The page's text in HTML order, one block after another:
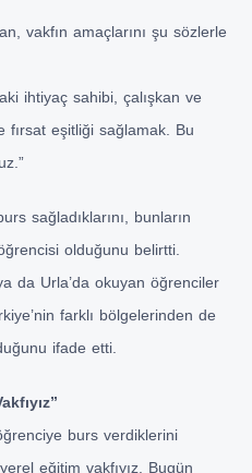
vakfın amaçlarını şu sözlerle
ihtiyaç sahibi, çalışkan ve
fırsat eşitliği sağlamak. Bu
sağladıklarını, bunların
olduğunu belirtti.
da Urla’da okuyan öğrenciler
farklı bölgelerinden de
ifade etti.
burs verdiklerini
eğitim vakfıyız. Bugün